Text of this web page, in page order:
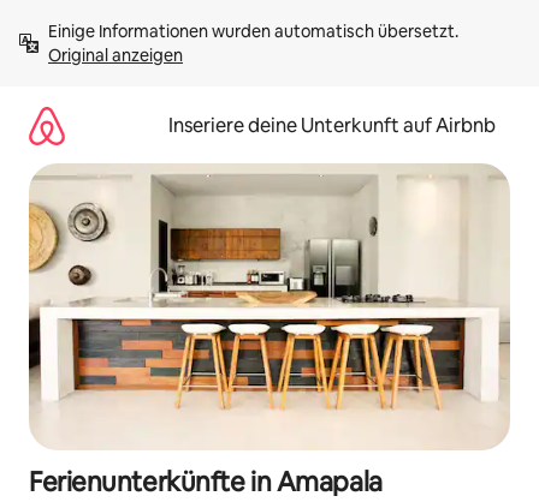
Inhalten
springenOriginal anzeigen
Inseriere deine Unterkunft auf Airbnb
Ferienunterkünfte in Amapala